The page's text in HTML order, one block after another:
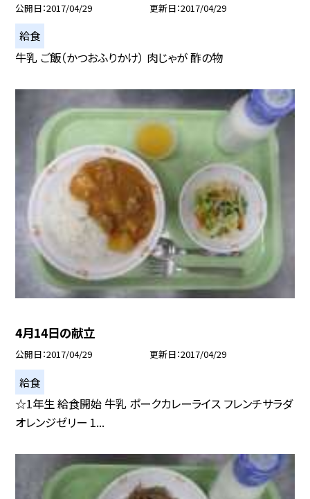
公開日 2017/04/29 更新日 2017/04/29
給食
牛乳 ご飯（かつおふりかけ） 肉じゃが 酢の物
4月14日の献立
公開日 2017/04/29 更新日 2017/04/29
給食
☆1年生 給食開始 牛乳 ポークカレーライス フレンチサラダ
オレンジゼリー 1...